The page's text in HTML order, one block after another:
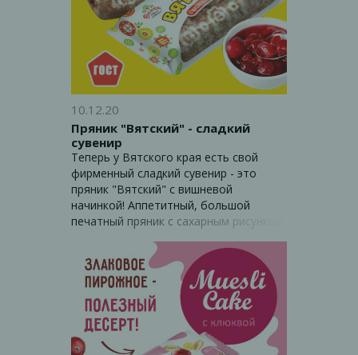
10.12.20
Пряник "Вятский" - сладкий
сувенир
Теперь у Вятского края есть свой
фирменный сладкий сувенир - это
пряник "Вятский" с вишневой
начинкой! Аппетитный, большой
печатный пряник с сахарным рисунком
ароматным вишневым вареньем - м-м-
м, отказаться невозможно!